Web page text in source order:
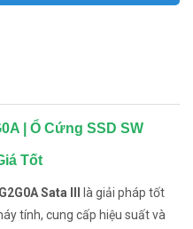
| Ổ Cứng SSD SW
Tốt
Sata III
là giải pháp tốt
tính, cung cấp hiệu suất và